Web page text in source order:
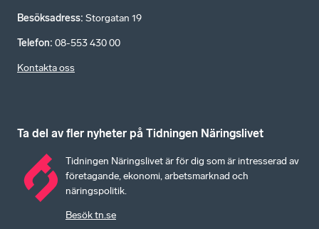
Besöksadress: Storgatan 19
Telefon: 08-553 430 00
Kontakta oss
Ta del av fler nyheter på Tidningen Näringslivet
Tidningen Näringslivet är för dig som är intresserad av
företagande, ekonomi, arbetsmarknad och
näringspolitik.
Besök tn.se